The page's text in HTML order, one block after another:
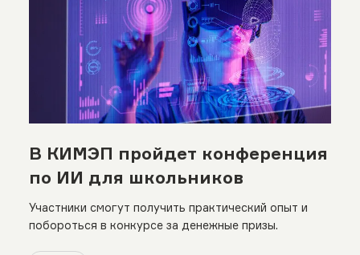
В КИМЭП пройдет конференция
по ИИ для школьников
Участники смогут получить практический опыт и
побороться в конкурсе за денежные призы.